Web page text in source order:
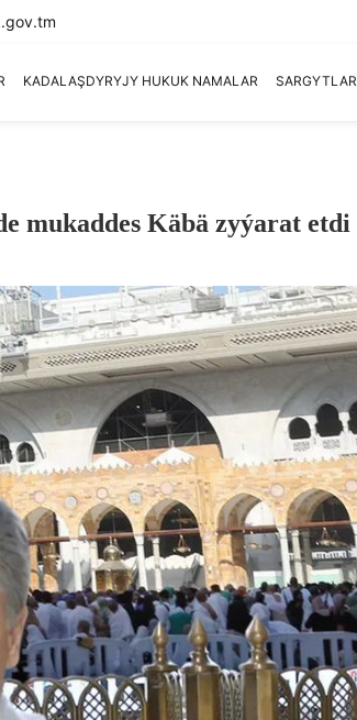
KADALAŞDYRYJY HUKUK NAMALAR SARGYTLAR
mukaddes Käbä zyýarat etdi